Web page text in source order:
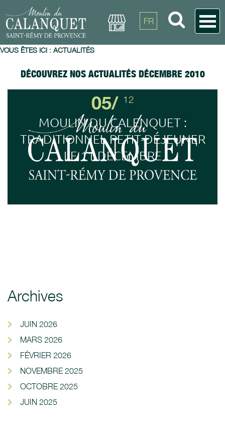
FR
VOUS ÊTES ICI : ACTUALITÉS
DÉCOUVREZ NOS ACTUALITÉS DÉCEMBRE 2010
05/ 12
MOULIN DU CALENQUET :
TRADITIONNEL PETIT-DÉJEUNER
LE 11 DÉCEMBRE
Archives
JUIN 2026
MARS 2026
FÉVRIER 2026
NOVEMBRE 2025
OCTOBRE 2025
JUIN 2025